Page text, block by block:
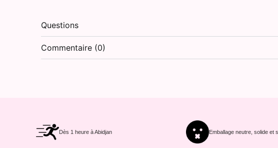
Questions
Commentaire (0)
Dès 1 heure à Abidjan Emballage neutre, solide et